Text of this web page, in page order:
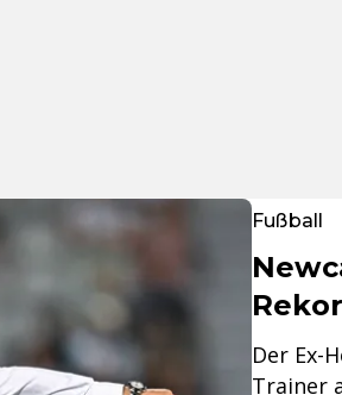
Fußball
Der Ex-
Trainer